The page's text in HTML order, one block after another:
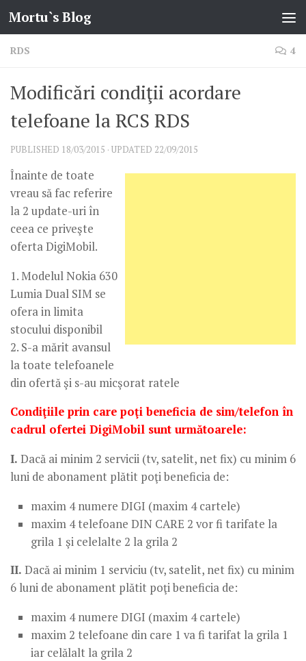
Skip to content
Mortu`s Blog
RDS 4
Modificări condiţii acordare
telefoane la RCS RDS
PUBLISHED 18/03/2015 · UPDATED 22/09/2015
Înainte de toate
vreau să fac referire
la 2 update-uri în
ceea ce priveşte
oferta DigiMobil.
1. Modelul Nokia 630
Lumia Dual SIM se
ofera in limita
stocului disponibil
2. S-a mărit avansul
la toate telefoanele
din ofertă şi s-au micşorat ratele
Condiţiile prin care poţi beneficia de sim/telefon în
cadrul ofertei DigiMobil sunt următoarele:
I. Dacă ai minim 2 servicii (tv, satelit, net fix) cu minim 6
luni de abonament plătit poţi beneficia de:
maxim 4 numere DIGI (maxim 4 cartele)
maxim 4 telefoane DIN CARE 2 vor fi tarifate la
grila 1 şi celelalte 2 la grila 2
II. Dacă ai minim 1 serviciu (tv, satelit, net fix) cu minim
6 luni de abonament plătit poţi beneficia de:
maxim 4 numere DIGI (maxim 4 cartele)
maxim 2 telefoane din care 1 va fi tarifat la grila 1
iar celălalt la grila 2